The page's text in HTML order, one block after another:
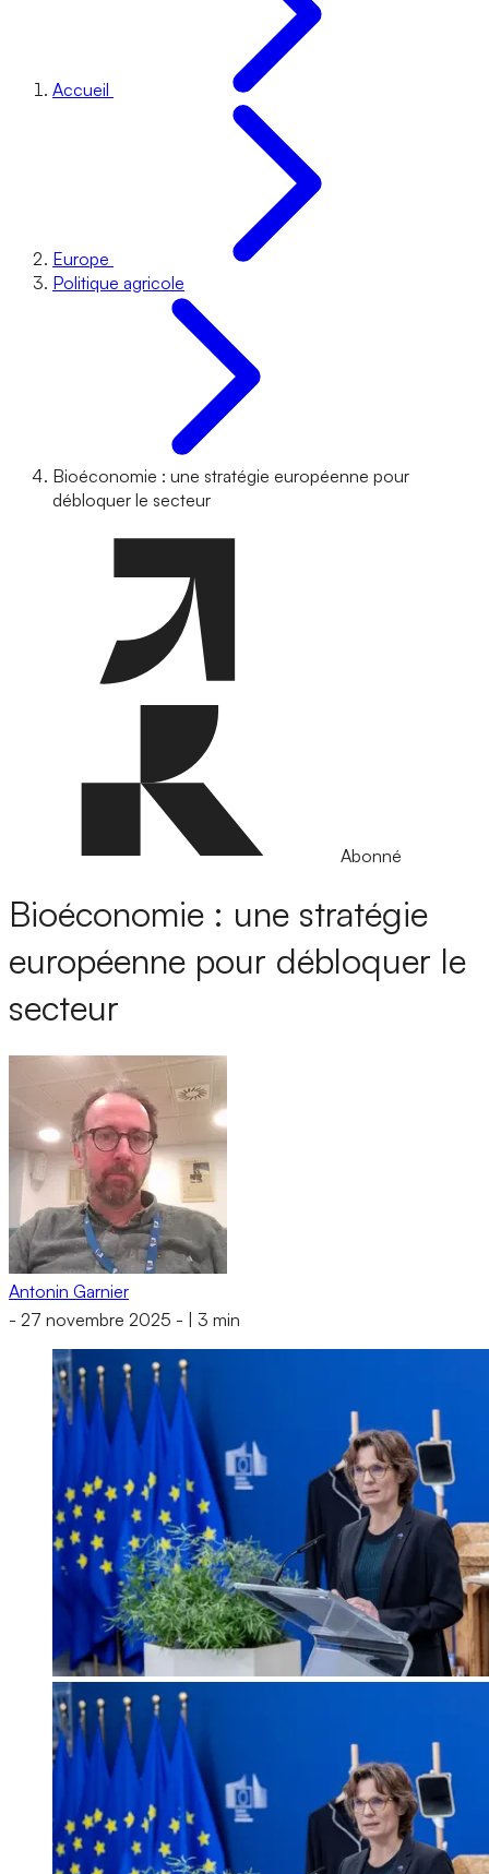
Accueil
Europe
Politique agricole
Bioéconomie : une stratégie européenne pour
débloquer le secteur
Abonné
Bioéconomie : une stratégie
européenne pour débloquer le
secteur
Antonin Garnier
- 27 novembre 2025 - 3 min